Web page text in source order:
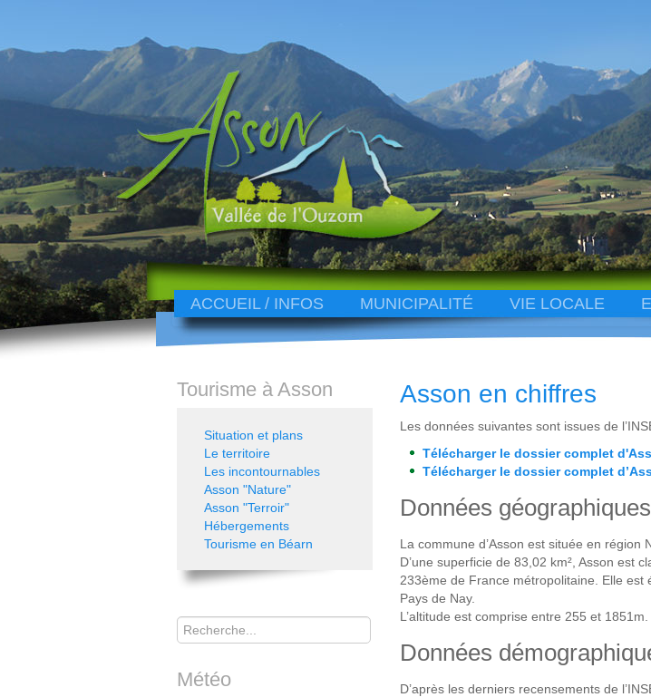
ACCUEIL / INFOS MUNICIPALITÉ VIE LOCALE
Asson en chiffres
Les données suivantes sont issues de
Télécharger le dossier complet
Télécharger le dossier complet
Données géographiques
La commune d’Asson est située en région
D’une superficie de 83,02 km², Asson est
233ème de France métropolitaine. Elle
Pays de Nay.
L’altitude est comprise entre 255 et
Données
D’après les derniers recensements de
Tourisme à Asson
Situation et plans
Le territoire
Les incontournables
Asson "Nature"
Asson "Terroir"
Hébergements
Tourisme en Béarn
Rechercher
Météo